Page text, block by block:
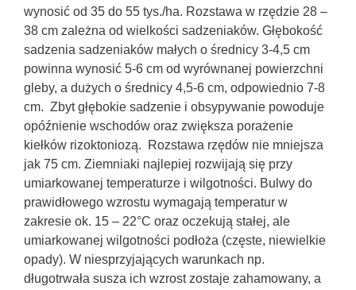
wynosić od 35 do 55 tys./ha. Rozstawa w rzędzie 28 –
38 cm zależna od wielkości sadzeniaków. Głębokość
sadzenia sadzeniaków małych o średnicy 3-4,5 cm
powinna wynosić 5-6 cm od wyrównanej powierzchni
gleby, a dużych o średnicy 4,5-6 cm, odpowiednio 7-8
cm. Zbyt głębokie sadzenie i obsypywanie powoduje
opóźnienie wschodów oraz zwiększa porażenie
kiełków rizoktoniozą. Rozstawa rzędów nie mniejsza
jak 75 cm. Ziemniaki najlepiej rozwijają się przy
umiarkowanej temperaturze i wilgotności. Bulwy do
prawidłowego wzrostu wymagają temperatur w
zakresie ok. 15 – 22°C oraz oczekują stałej, ale
umiarkowanej wilgotności podłoża (częste, niewielkie
opady). W niesprzyjających warunkach np.
długotrwała susza ich wzrost zostaje zahamowany, a